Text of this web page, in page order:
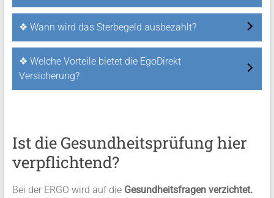
❖ Wann wird das Sterbegeld ausbezahlt?
❖ Welche Vorteile bietet die EgoDirekt
Versicherung?
Ist die Gesundheitsprüfung hier
verpflichtend?
Bei der ERGO wird auf die Gesundheitsfragen verzichtet.